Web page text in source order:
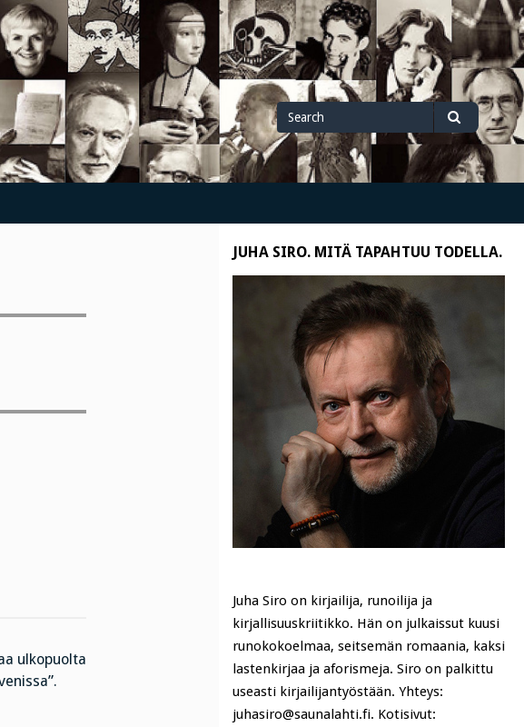
Search
for
Search
ulkopuolta
JUHA SIRO. MITÄ TAPAHTUU TODELLA.
Juha Siro on kirjailija, runoilija ja
kirjallisuuskriitikko. Hän on julkaissut kuusi
runokokoelmaa, seitsemän romaania, kaksi
lastenkirjaa ja aforismeja. Siro on palkittu
useasti kirjailijantyöstään. Yhteys:
juhasiro@saunalahti.fi. Kotisivut: